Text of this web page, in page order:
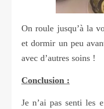
On roule jusqu’à la
et dormir un peu
avec d’autres soins !
Conclusion :
Je n’ai pas senti les